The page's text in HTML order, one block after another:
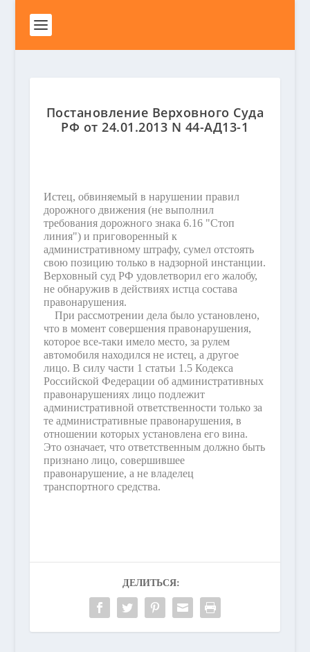
Постановление Верховного Суда
РФ от 24.01.2013 N 44-АД13-1
Истец, обвиняемый в нарушении правил
дорожного движения (не выполнил
требования дорожного знака 6.16 "Стоп
линия") и приговоренный к
административному штрафу, сумел отстоять
свою позицию только в надзорной инстанции.
Верховный суд РФ удовлетворил его жалобу,
не обнаружив в действиях истца состава
правонарушения.
При рассмотрении дела было установлено,
что в момент совершения правонарушения,
которое все-таки имело место, за рулем
автомобиля находился не истец, а другое
лицо. В силу части 1 статьи 1.5 Кодекса
Российской Федерации об административных
правонарушениях лицо подлежит
административной ответственности только за
те административные правонарушения, в
отношении которых установлена его вина.
Это означает, что ответственным должно быть
признано лицо, совершившее
правонарушение, а не владелец
транспортного средства.
ДЕЛИТЬСЯ: